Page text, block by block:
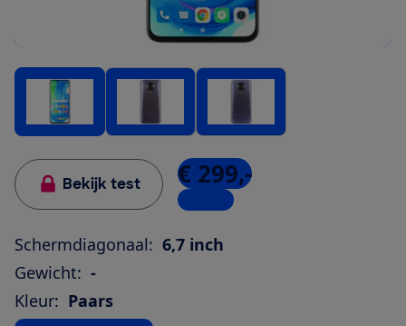
Bekijk test € 299,-
1 winkel
Schermdiagonaal: 6,7 inch
Gewicht: -
Kleur: Paars